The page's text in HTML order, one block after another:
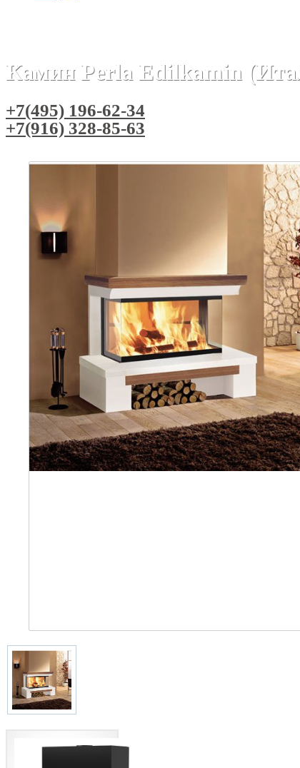
Камин Perla Edilkamin
+7(495) 196-62-34
+7(916) 328-85-63